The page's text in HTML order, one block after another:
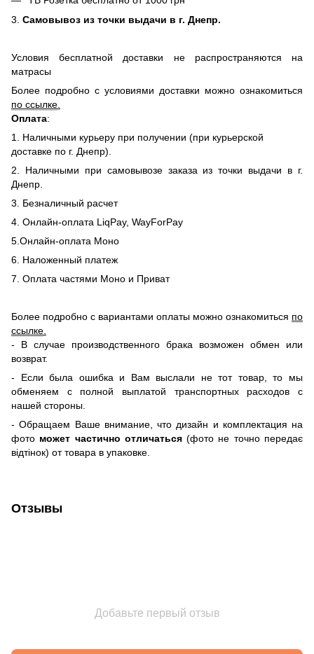
3. Самовывоз из точки выдачи в г. Днепр.
Условия бесплатной доставки не распространяются на
матрасы
Более подробно с условиями доставки можно ознакомиться
по ссылке.
Оплата:
1. Наличными курьеру при получении (при курьерской
доставке по г. Днепр).
2. Наличными при самовывозе заказа из точки выдачи в г.
Днепр.
3. Безналичный расчет
4. Онлайн-оплата LiqPay, WayForPay
5.Онлайн-оплата Моно
6. Наложенный платеж
7. Оплата частями Моно и Приват
Более подробно с вариантами оплаты можно ознакомиться по
ссылке.
- В случае производственного брака возможен обмен или
возврат.
- Если была ошибка и Вам выслали не тот товар, то мы
обменяем c полной выплатой транспортных расходов с
нашей стороны.
- Обращаем Ваше внимание, что дизайн и комплектация на
фото может частично отличаться(фото не точно передає
відтінок) от товара в упаковке.
Отзывы
Добавьте первый отзыв